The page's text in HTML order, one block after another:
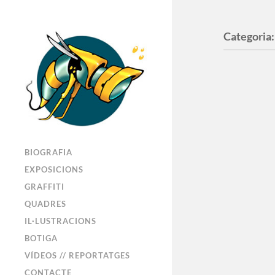
BIOGRAFIA
EXPOSICIONS
GRAFFITI
QUADRES
IL·LUSTRACIONS
BOTIGA
VÍDEOS // REPORTATGES
CONTACTE
Categoria: